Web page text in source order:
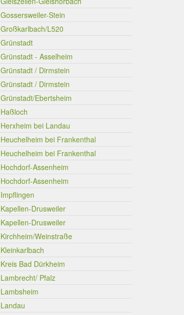
Gossersweiler-Stein
Großkarlbach/L520
Grünstadt
Grünstadt - Asselheim
Grünstadt / Dirmstein
Grünstadt / Dirmstein
Grünstadt/Ebertsheim
Haßloch
Herxheim bei Landau
Heuchelheim bei Frankenthal
Heuchelheim bei Frankenthal
Hochdorf-Assenheim
Hochdorf-Assenheim
Impflingen
Kapellen-Drusweiler
Kapellen-Drusweiler
Kirchheim/Weinstraße
Kleinkarlbach
Kreis Bad Dürkheim
Lambrecht/ Pfalz
Lambsheim
Landau